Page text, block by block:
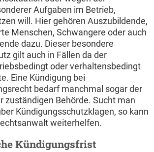
Aufgaben im Betrieb,
will. Hier gehören Auszubildende,
Menschen, Schwangere oder auch
dazu. Dieser besondere
gilt auch in Fällen da der
oder verhaltensbedingt
Eine Kündigung bei
bedarf manchmal sogar der
zuständigen Behörde. Sucht man
Kündigungsschutzklagen, so kann
weiterhelfen.
Kündigungsfrist